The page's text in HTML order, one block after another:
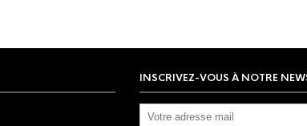
INSCRIVEZ-VOUS À NOTRE